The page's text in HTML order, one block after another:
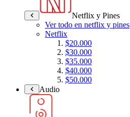
Netflix y Pines
Ver todo en netflix y pines
Netflix
$20.000
$30.000
$35.000
$40.000
$50.000
Audio